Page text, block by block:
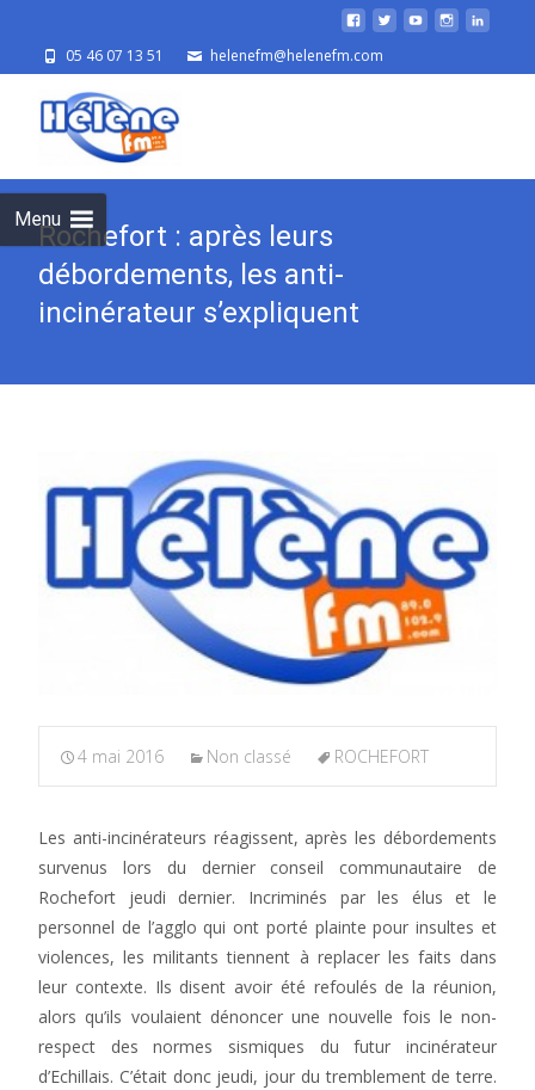
05 46 07 13 51 helenefm@helenefm.com
Menu
Rochefort : après leurs
débordements, les anti-
incinérateur s’expliquent
4 mai 2016 Non classé ROCHEFORT
Les anti-incinérateurs réagissent, après les débordements
survenus lors du dernier conseil communautaire de
Rochefort jeudi dernier. Incriminés par les élus et le
personnel de l’agglo qui ont porté plainte pour insultes et
violences, les militants tiennent à replacer les faits dans
leur contexte. Ils disent avoir été refoulés de la réunion,
alors qu’ils voulaient dénoncer une nouvelle fois le non-
respect des normes sismiques du futur incinérateur
d’Echillais. C’était donc jeudi, jour du tremblement de terre.